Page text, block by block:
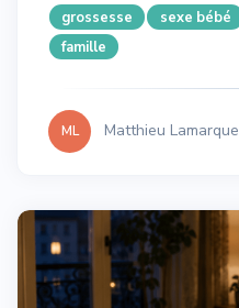
grossesse sexe bébé
famille
ML Matthieu Lamarque